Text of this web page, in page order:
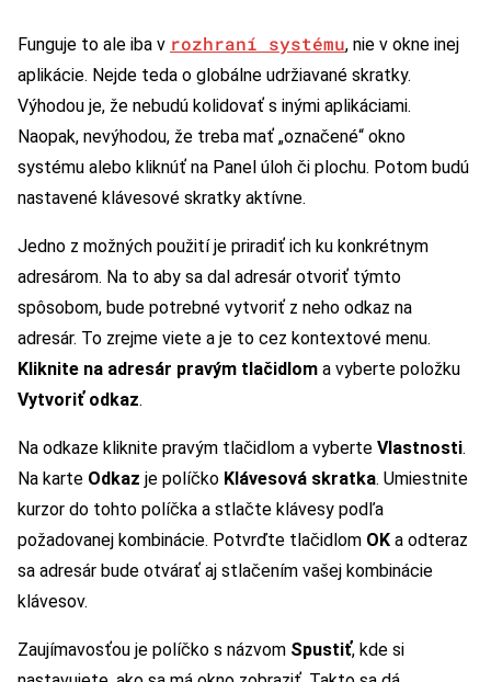
Funguje to ale iba v rozhraní systému, nie v okne inej
aplikácie. Nejde teda o globálne udržiavané skratky.
Výhodou je, že nebudú kolidovať s inými aplikáciami.
Naopak, nevýhodou, že treba mať „označené“ okno
systému alebo kliknúť na Panel úloh či plochu. Potom budú
nastavené klávesové skratky aktívne.
Jedno z možných použití je priradiť ich ku konkrétnym
adresárom. Na to aby sa dal adresár otvoriť týmto
spôsobom, bude potrebné vytvoriť z neho odkaz na
adresár. To zrejme viete a je to cez kontextové menu.
Kliknite na adresár pravým tlačidlom a vyberte položku
Vytvoriť odkaz.
Na odkaze kliknite pravým tlačidlom a vyberte Vlastnosti.
Na karte Odkaz je políčko Klávesová skratka. Umiestnite
kurzor do tohto políčka a stlačte klávesy podľa
požadovanej kombinácie. Potvrďte tlačidlom OK a odteraz
sa adresár bude otvárať aj stlačením vašej kombinácie
klávesov.
Zaujímavosťou je políčko s názvom Spustiť, kde si